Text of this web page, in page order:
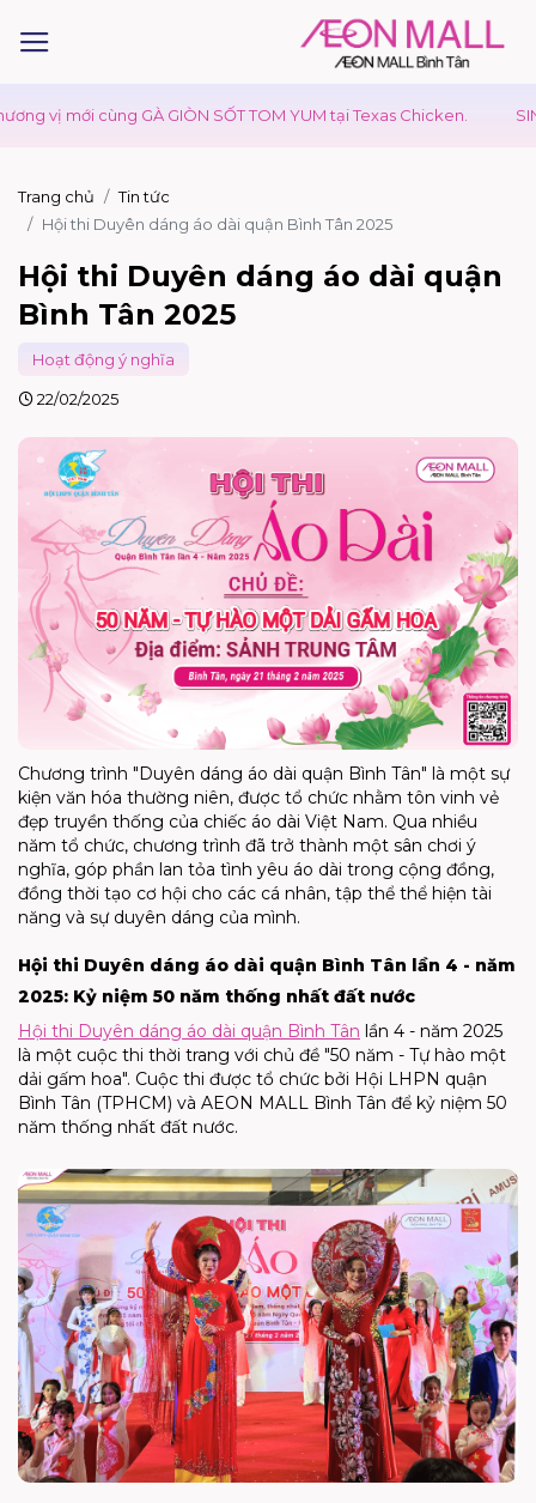
GIÒN SỐT TOM YUM tại Texas Chicken. SINH NHẬT TƯNG
Trang chủ
Tin tức
Hội thi Duyên dáng áo dài quận Bình Tân 2025
Hội thi Duyên dáng áo dài quận
Bình Tân 2025
Hoạt động ý nghĩa
22/02/2025
Chương trình "Duyên dáng áo dài quận Bình Tân" là một sự
kiện văn hóa thường niên, được tổ chức nhằm tôn vinh vẻ
đẹp truyền thống của chiếc áo dài Việt Nam. Qua nhiều
năm tổ chức, chương trình đã trở thành một sân chơi ý
nghĩa, góp phần lan tỏa tình yêu áo dài trong cộng đồng,
đồng thời tạo cơ hội cho các cá nhân, tập thể thể hiện tài
năng và sự duyên dáng của mình.
Hội thi Duyên dáng áo dài quận Bình Tân lần 4 - năm
2025: Kỷ niệm 50 năm thống nhất đất nước
Hội thi Duyên dáng áo dài quận Bình Tân lần 4 - năm 2025
là một cuộc thi thời trang với chủ đề "50 năm - Tự hào một
dải gấm hoa". Cuộc thi được tổ chức bởi Hội LHPN quận
Bình Tân (TPHCM) và AEON MALL Bình Tân để kỷ niệm 50
năm thống nhất đất nước.